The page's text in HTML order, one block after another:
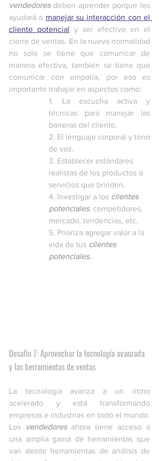
vendedores deben aprender porque les
ayudará a manejar su interacción con el
cliente potencial y ser efectivo en el
cierre de ventas. En la nueva normalidad
no solo se tiene que comunicar de
manera efectiva, también se tiene que
comunicar con empatía, por eso es
importante trabajar en aspectos como:
1. La escucha activa y
técnicas para manejar las
barreras del cliente.
2. El lenguaje corporal y tono
de voz.
3. Establecer estándares
realistas de los productos o
servicios que brinden.
4. Investigar a los clientes
potenciales, competidores,
mercado, tendencias, etc.
5. Prioriza agregar valor a la
vida de tus clientes
potenciales.
Desafío 7: Aprovechar la tecnología avanzada
y las herramientas de ventas
La tecnología avanza a un ritmo
acelerado y está transformando
empresas e industrias en todo el mundo.
Los
vendedores ahora tiene acceso a
una amplia gama de herramientas que
van desde herramientas de análisis de